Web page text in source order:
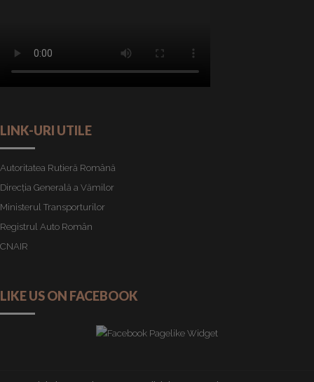
LINK-URI UTILE
Autoritatea Rutieră Română
Direcția Generală a Vămilor
Ministerul Transporturilor
Registrul Auto Român
CNAIR
LIKE US ON FACEBOOK